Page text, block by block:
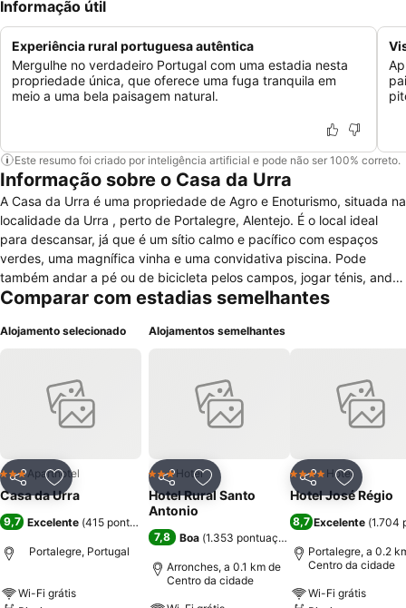
Informação útil
Experiência rural portuguesa autêntica
Mergulhe no verdadeiro Portugal com uma estadia nesta
propriedade única, que oferece uma fuga tranquila em
meio a uma bela paisagem natural.
Este resumo foi criado por inteligência artificial e pode não ser 100% correto.
Informação sobre o Casa da Urra
A Casa da Urra é uma propriedade de Agro e Enoturismo, situada na
localidade da Urra , perto de Portalegre, Alentejo. É o local ideal
para descansar, já que é um sítio calmo e pacífico com espaços
verdes, uma magnífica vinha e uma convidativa piscina. Pode
também andar a pé ou de bicicleta pelos campos, jogar ténis, andar
a cavalo ou de charrete. Visite-nos!
Comparar com estadias semelhantes
Alojamento selecionado
PartilharAdicionar aos favoritos
3 EstrelasAparthotel
Casa da Urra
9,7 Excelente (415 pontuações
Portalegre, Portugal
Wi-Fi grátis
Alojamentos semelhantes
PartilharAdicionar aos favoritos
3 Estrelas
Hotel
Hotel Rural Santo
Antonio
7,8 Boa (1.353 pontuações
Arronches, a 0.1 km de
Centro da cidade
Partilhar
4 EstrelasHotel
Hotel José Régio
8,7 Excelente (1.704
Portalegre, a 0.2
Centro da cidade
Wi-Fi grátis